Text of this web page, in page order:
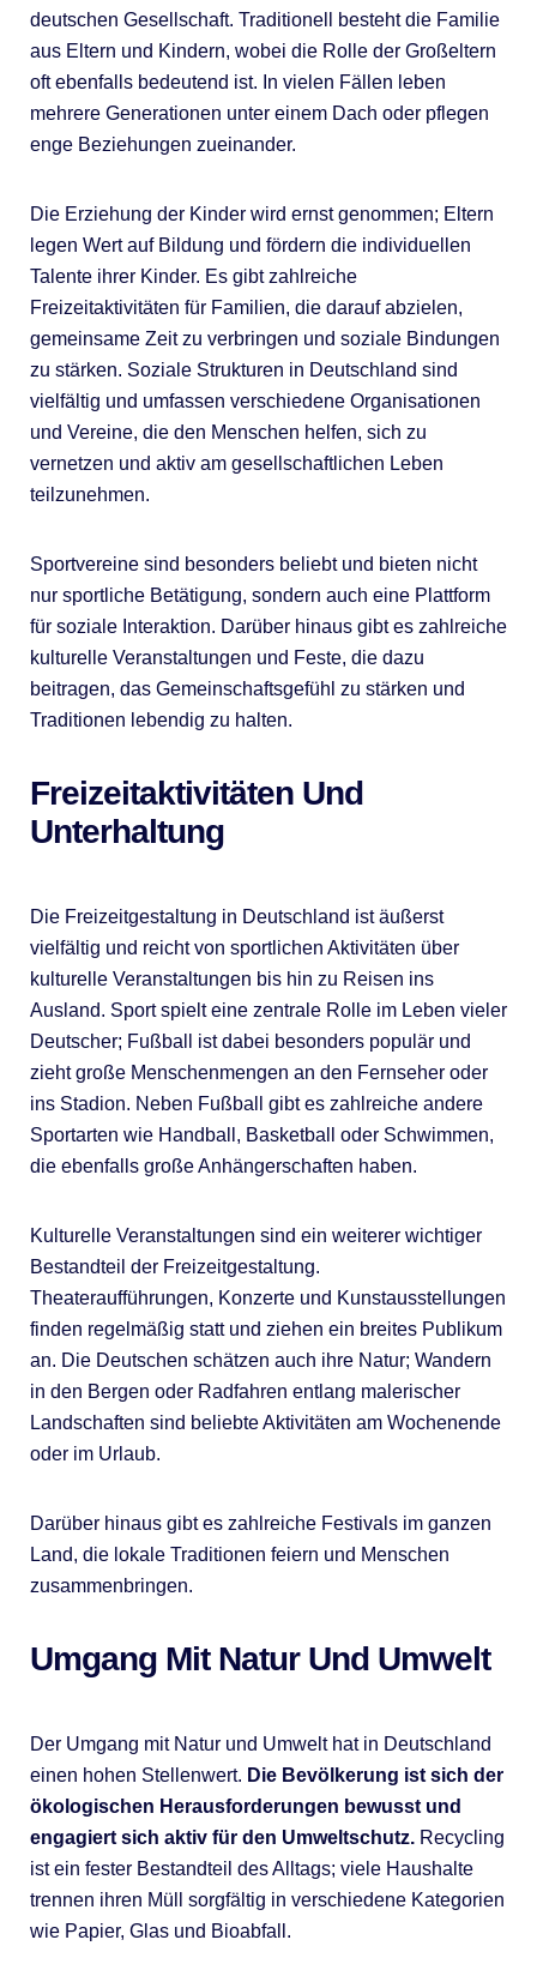
deutschen Gesellschaft. Traditionell besteht die Familie
aus Eltern und Kindern, wobei die Rolle der Großeltern
oft ebenfalls bedeutend ist. In vielen Fällen leben
mehrere Generationen unter einem Dach oder pflegen
enge Beziehungen zueinander.
Die Erziehung der Kinder wird ernst genommen; Eltern
legen Wert auf Bildung und fördern die individuellen
Talente ihrer Kinder. Es gibt zahlreiche
Freizeitaktivitäten für Familien, die darauf abzielen,
gemeinsame Zeit zu verbringen und soziale Bindungen
zu stärken. Soziale Strukturen in Deutschland sind
vielfältig und umfassen verschiedene Organisationen
und Vereine, die den Menschen helfen, sich zu
vernetzen und aktiv am gesellschaftlichen Leben
teilzunehmen.
Sportvereine sind besonders beliebt und bieten nicht
nur sportliche Betätigung, sondern auch eine Plattform
für soziale Interaktion. Darüber hinaus gibt es zahlreiche
kulturelle Veranstaltungen und Feste, die dazu
beitragen, das Gemeinschaftsgefühl zu stärken und
Traditionen lebendig zu halten.
Freizeitaktivitäten Und
Unterhaltung
Die Freizeitgestaltung in Deutschland ist äußerst
vielfältig und reicht von sportlichen Aktivitäten über
kulturelle Veranstaltungen bis hin zu Reisen ins
Ausland. Sport spielt eine zentrale Rolle im Leben vieler
Deutscher; Fußball ist dabei besonders populär und
zieht große Menschenmengen an den Fernseher oder
ins Stadion. Neben Fußball gibt es zahlreiche andere
Sportarten wie Handball, Basketball oder Schwimmen,
die ebenfalls große Anhängerschaften haben.
Kulturelle Veranstaltungen sind ein weiterer wichtiger
Bestandteil der Freizeitgestaltung.
Theateraufführungen, Konzerte und Kunstausstellungen
finden regelmäßig statt und ziehen ein breites Publikum
an. Die Deutschen schätzen auch ihre Natur; Wandern
in den Bergen oder Radfahren entlang malerischer
Landschaften sind beliebte Aktivitäten am Wochenende
oder im Urlaub.
Darüber hinaus gibt es zahlreiche Festivals im ganzen
Land, die lokale Traditionen feiern und Menschen
zusammenbringen.
Umgang Mit Natur Und Umwelt
Der Umgang mit Natur und Umwelt hat in Deutschland
einen hohen Stellenwert. Die Bevölkerung ist sich der
ökologischen Herausforderungen bewusst und
engagiert sich aktiv für den Umweltschutz.Recycling
ist ein fester Bestandteil des Alltags; viele Haushalte
trennen ihren Müll sorgfältig in verschiedene Kategorien
wie Papier, Glas und Bioabfall.